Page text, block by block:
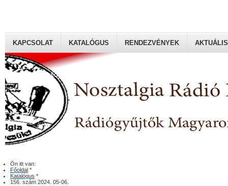
Rádiógyűjtők Magyaroszági Klubja
KAPCSOLAT KATALÓGUS RENDEZVÉNYEK AKTUÁLIS
Ön itt van:
Főoldal *
Katalógus *
156. szám 2024. 05-06.